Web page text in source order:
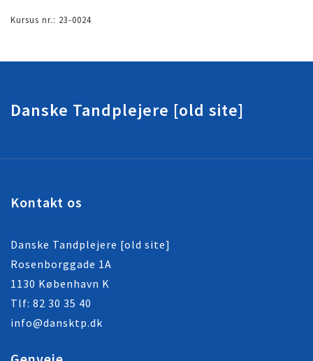
Kursus nr.: 23-0024
Danske Tandplejere [old site]
Kontakt os
Danske Tandplejere [old site]
Rosenborggade 1A
1130 København K
Tlf: 82 30 35 40
info@dansktp.dk